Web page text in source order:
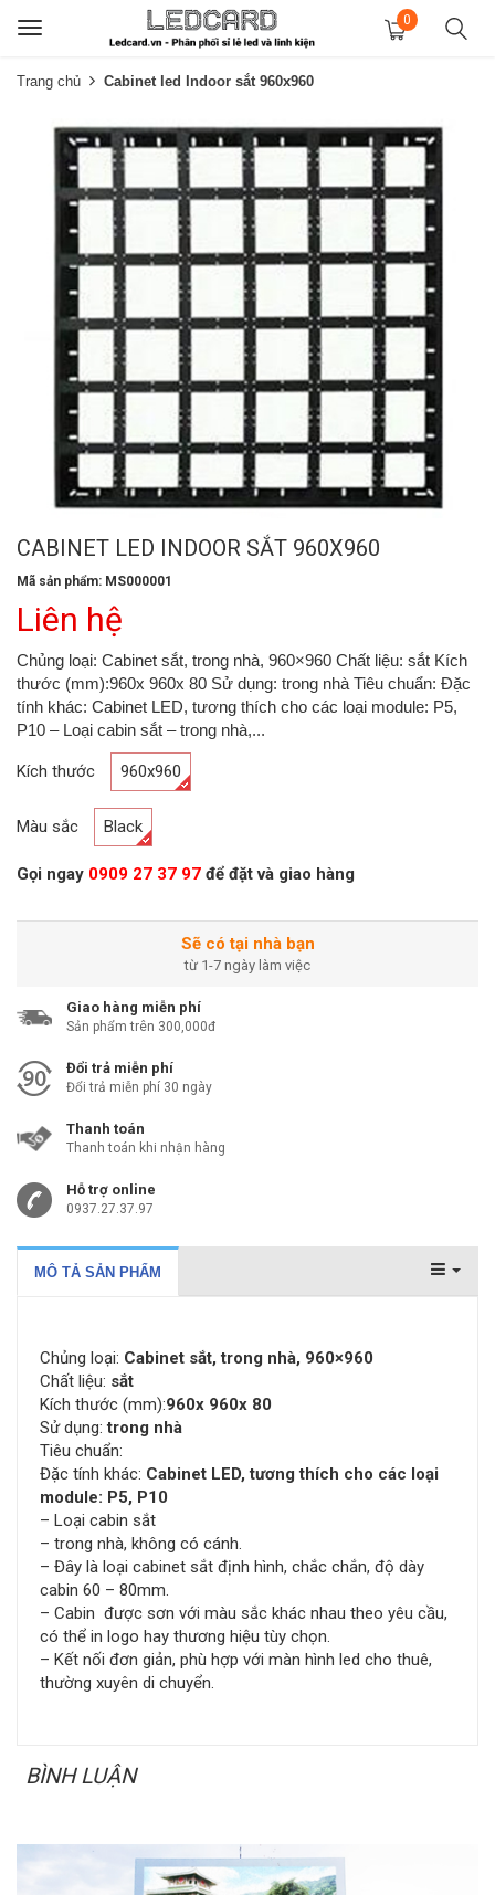
Toggle
0
Trang chủ Cabinet led Indoor sắt 960x960
CABINET LED INDOOR SẮT 960X960
Mã sản phẩm: MS000001
Liên hệ
Chủng loại: Cabinet sắt, trong nhà, 960×960 Chất liệu: sắt Kích
thước (mm):960x 960x 80 Sử dụng: trong nhà Tiêu chuẩn: Đặc
tính khác: Cabinet LED, tương thích cho các loại module: P5,
P10 – Loại cabin sắt – trong nhà,...
Kích thước 960x960
Màu sắc Black
Gọi ngay 0909 27 37 97 để đặt và giao hàng
Sẽ có tại nhà bạn
từ 1-7 ngày làm việc
Giao hàng miễn phí
Sản phẩm trên 300,000đ
Đổi trả miễn phí
Đổi trả miễn phí 30 ngày
Thanh toán
Thanh toán khi nhận hàng
Hỗ trợ online
0937.27.37.97
MÔ TẢ SẢN PHẨM
Chủng loại: Cabinet sắt, trong nhà, 960×960
Chất liệu: sắt
Kích thước (mm):960x 960x 80
Sử dụng:trong nhà
Tiêu chuẩn:
Đặc tính khác: Cabinet LED, tương thích cho các loại
module: P5, P10
– Loại cabin sắt
– trong nhà, không có cánh.
– Đây là loại cabinet sắt định hình, chắc chắn, độ dày
cabin 60 – 80mm.
– Cabin được sơn với màu sắc khác nhau theo yêu cầu,
có thể in logo hay thương hiệu tùy chọn.
– Kết nối đơn giản, phù hợp với màn hình led cho thuê,
thường xuyên di chuyển.
BÌNH LUẬN